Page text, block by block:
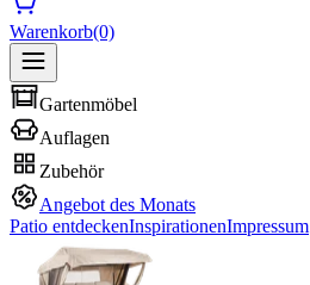
Warenkorb(0)
Gartenmöbel
Auflagen
Zubehör
Angebot des Monats
Patio entdeckenInspirationenImpressum